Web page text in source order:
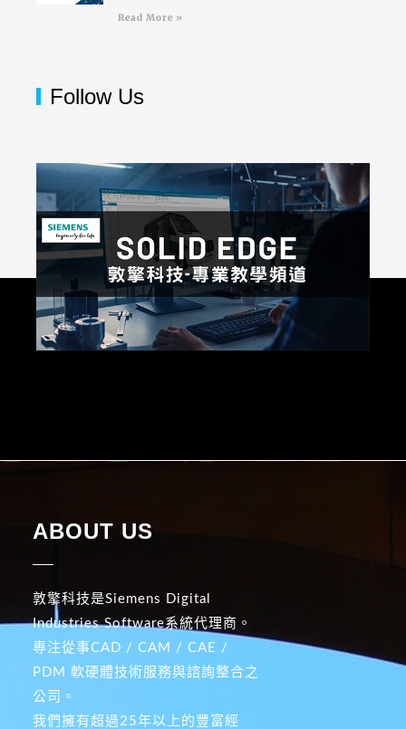
Read More »
Follow Us
ABOUT US
敦擎科技是Siemens Digital
Industries Software系統代理商。
專注從事CAD / CAM / CAE /
PDM 軟硬體技術服務與諮詢整合之
公司。
我們擁有超過25年以上的豐富經